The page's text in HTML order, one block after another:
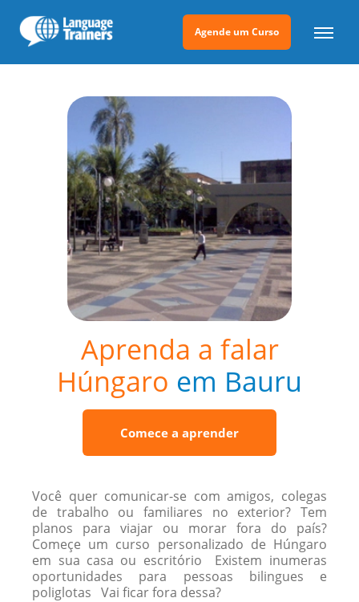
Agende um Curso
Aprenda a falar
Húngaro em Bauru
Comece a aprender
Você quer comunicar-se com amigos, colegas
de trabalho ou familiares no exterior? Tem
planos para viajar ou morar fora do país?
Começe um curso personalizado de Húngaro
em sua casa ou escritório Existem inumeras
oportunidades para pessoas bilingues e
poliglotas Vai ficar fora dessa?